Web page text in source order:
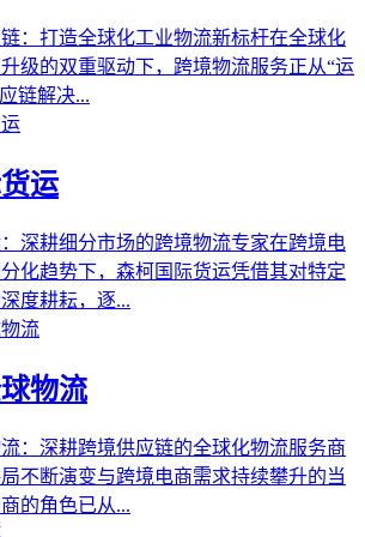
：打造全球化工业物流新标杆在全球化
级的双重驱动下，跨境物流服务正从“运
链解决...
运
深耕细分市场的跨境物流专家在跨境电
化趋势下，森柯国际货运凭借其对特定
度耕耘，逐...
物流
：深耕跨境供应链的全球化物流服务商
不断演变与跨境电商需求持续攀升的当
的角色已从...